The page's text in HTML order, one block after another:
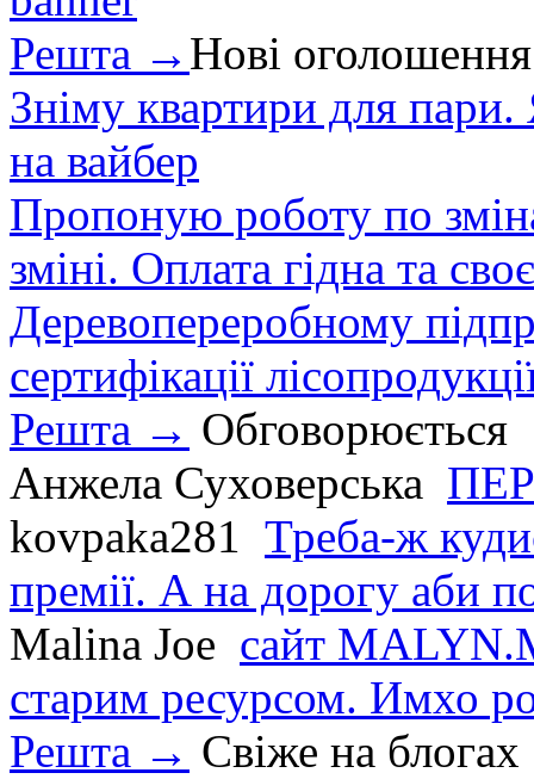
Решта → Нові оголошення
Зніму квартири для
на вайбер
Пропоную роботу по
зміні. Оплата гідна та
Деревопереробному
сертифікації
Решта → Обговорюється
Анжела Суховерська
kovpaka281 Треба-ж
премії. А на дорогу аби
Malina Joe сайт
старим ресурсом. Имхо
Решта → Свіже на блогах